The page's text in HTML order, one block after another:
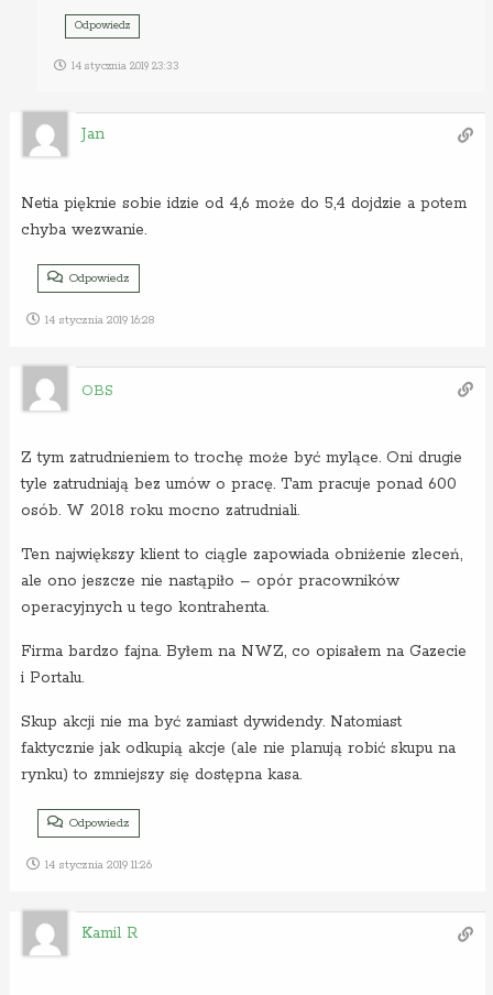
Odpowiedz
14 stycznia 2019 23:33
Jan
Netia pięknie sobie idzie od 4,6 może do 5,4 dojdzie a potem
chyba wezwanie.
Odpowiedz
14 stycznia 2019 16:28
OBS
Z tym zatrudnieniem to trochę może być mylące. Oni drugie
tyle zatrudniają bez umów o pracę. Tam pracuje ponad 600
osób. W 2018 roku mocno zatrudniali.
Ten największy klient to ciągle zapowiada obniżenie zleceń,
ale ono jeszcze nie nastąpiło – opór pracowników
operacyjnych u tego kontrahenta.
Firma bardzo fajna. Byłem na NWZ, co opisałem na Gazecie
i Portalu.
Skup akcji nie ma być zamiast dywidendy. Natomiast
faktycznie jak odkupią akcje (ale nie planują robić skupu na
rynku) to zmniejszy się dostępna kasa.
Odpowiedz
14 stycznia 2019 11:26
Kamil R